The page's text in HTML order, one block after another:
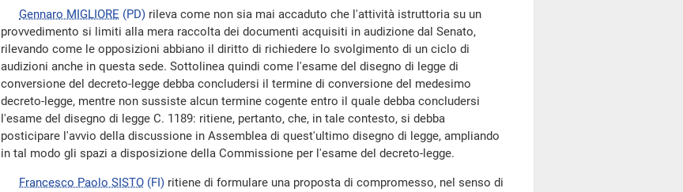
Gennaro MIGLIORE (PD) rileva come non sia mai accaduto che l'attività istruttoria su un
provvedimento si limiti alla mera raccolta dei documenti acquisiti in audizione dal Senato,
rilevando come le opposizioni abbiano il diritto di richiedere lo svolgimento di un ciclo di
audizioni anche in questa sede. Sottolinea quindi come l'esame del disegno di legge di
conversione del decreto-legge debba concludersi il termine di conversione del medesimo
decreto-legge, mentre non sussiste alcun termine cogente entro il quale debba concludersi
l'esame del disegno di legge C. 1189: ritiene, pertanto, che, in tale contesto, si debba
posticipare l'avvio della discussione in Assemblea di quest'ultimo disegno di legge, ampliando
in tal modo gli spazi a disposizione della Commissione per l'esame del decreto-legge.
Francesco Paolo SISTO (FI) ritiene di formulare una proposta di compromesso, nel senso di